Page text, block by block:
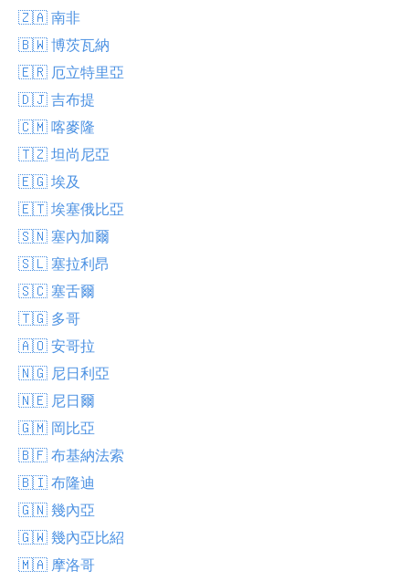
🇿🇦 南非
🇧🇼 博茨瓦納
🇪🇷 厄立特里亞
🇩🇯 吉布提
🇨🇲 喀麥隆
🇹🇿 坦尚尼亞
🇪🇬 埃及
🇪🇹 埃塞俄比亞
🇸🇳 塞內加爾
🇸🇱 塞拉利昂
🇸🇨 塞舌爾
🇹🇬 多哥
🇦🇴 安哥拉
🇳🇬 尼日利亞
🇳🇪 尼日爾
🇬🇲 岡比亞
🇧🇫 布基納法索
🇧🇮 布隆迪
🇬🇳 幾內亞
🇬🇼 幾內亞比紹
🇲🇦 摩洛哥